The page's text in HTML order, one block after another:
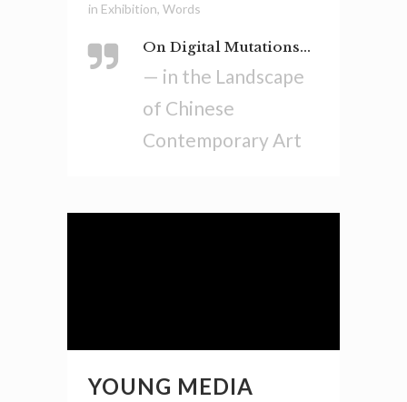
in Exhibition, Words
On Digital Mutations...
— in the Landscape
of Chinese
Contemporary Art
YOUNG MEDIA